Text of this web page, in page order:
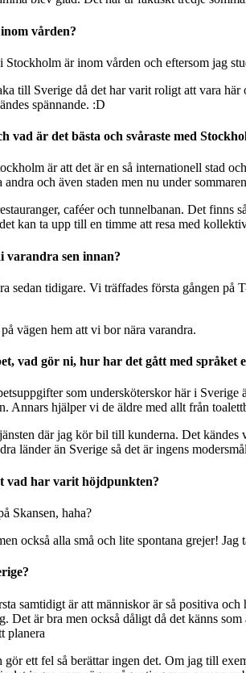
vården?
Stockholm är inom vården och eftersom jag
till Sverige då det har varit roligt att vara
spännande. :D
vad är det bästa och svåraste med
är att det är en så internationell stad
andra och även staden men nu under
caféer och tunnelbanan. Det finns
kan ta upp till en timme att resa med
varandra sen innan?
sedan tidigare. Vi träffades första gången på
vägen hem att vi bor nära varandra.
vad gör ni, hur har det gått med språket
som undersköterskor här i
Annars hjälper vi de äldre med allt från
där jag kör bil till kunderna. Det
länder än Sverige så det är ingens
vad har varit höjdpunkten?
Skansen, haha?
också alla små och lite spontana grejer!
samtidigt är att människor är så positiva och
Det är bra men också dåligt då det känns som
planera
gör ett fel så berättar ingen det. Om jag till